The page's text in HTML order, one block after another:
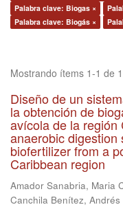
Palabra clave: Biogas ×
Palabra clave: Biogás ×
Mostrando ítems 1-1 de 1
Diseño de un
la obtención de
avícola de la región
anaerobic digestion
biofertilizer from a
Caribbean region
Amador Sanabria, Maria
Canchila Benítez, Andrés